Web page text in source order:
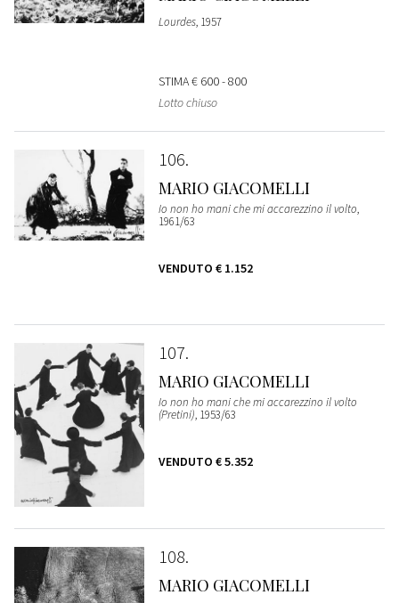
Lourdes, 1957
STIMA€ 600 - 800
Lotto chiuso
106
MARIO GIACOMELLI
Io non ho mani che mi accarezzino il volto,
1961/63
VENDUTO € 1.152
107
MARIO GIACOMELLI
Io non ho mani che mi accarezzino il volto
(Pretini), 1953/63
VENDUTO € 5.352
108
MARIO GIACOMELLI